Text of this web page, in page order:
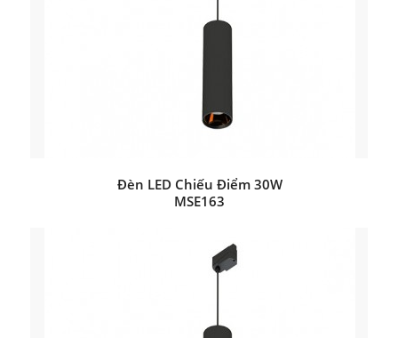
Đèn LED Chiếu Điểm 30W
MSE163